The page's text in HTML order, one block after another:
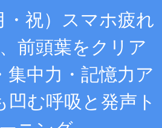
・祝）スマホ疲れ
前頭葉をクリア
集中力・記憶力ア
凹む呼吸と発声ト